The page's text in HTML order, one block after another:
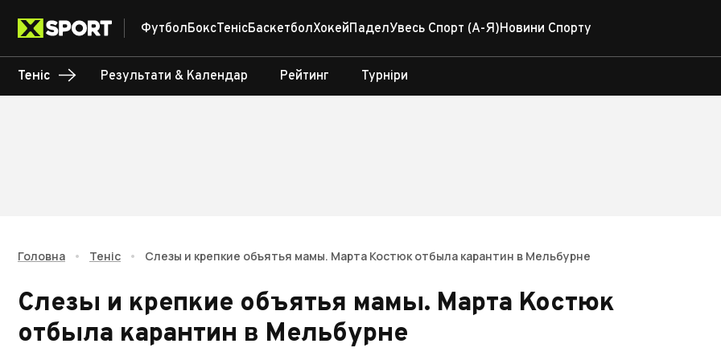
ФутболБоксТенісБаскетболХокейПаделУвесь Спорт (А-Я)Новини Спорту
Теніс Результати & Календар Рейтинг Турніри
Головна • Теніс • Слезы и крепкие объятья мамы. Марта Костюк отбыла карантин в Мельбурне
Слезы и крепкие объятья мамы. Марта Костюк
отбыла карантин в Мельбурне